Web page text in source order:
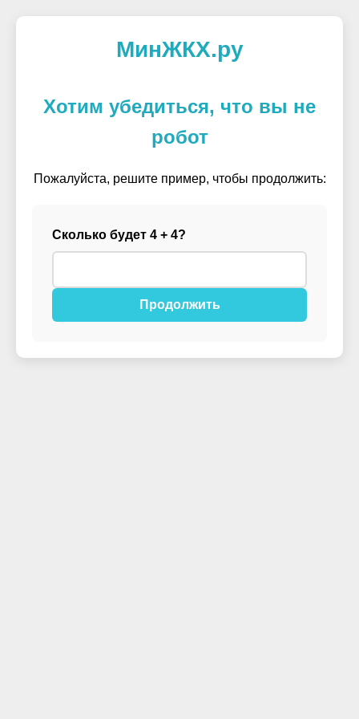
МинЖКХ.ру
Хотим убедиться, что вы не
робот
Пожалуйста, решите пример, чтобы продолжить:
Сколько будет 4 + 4?
Продолжить